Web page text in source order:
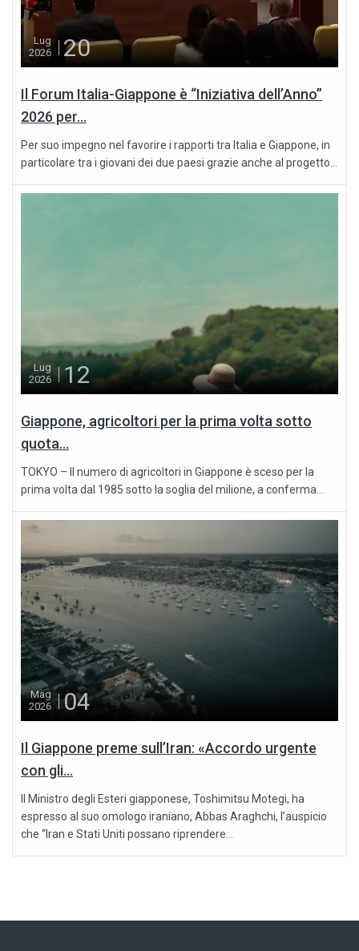
Lug
2026
20
Il Forum Italia-Giappone è “Iniziativa dell’Anno”
2026 per...
Per suo impegno nel favorire i rapporti tra Italia e Giappone, in
particolare tra i giovani dei due paesi grazie anche al progetto...
Lug
2026
12
Giappone, agricoltori per la prima volta sotto
quota...
TOKYO – Il numero di agricoltori in Giappone è sceso per la
prima volta dal 1985 sotto la soglia del milione, a conferma...
Mag
2026
04
Il Giappone preme sull’Iran: «Accordo urgente
con gli...
Il Ministro degli Esteri giapponese, Toshimitsu Motegi, ha
espresso al suo omologo iraniano, Abbas Araghchi, l’auspicio
che “Iran e Stati Uniti possano riprendere...